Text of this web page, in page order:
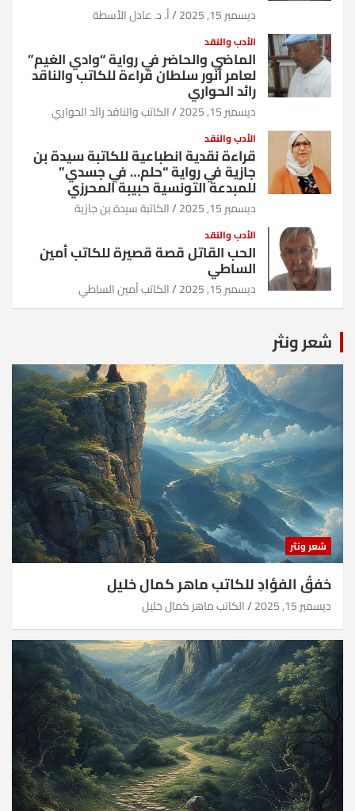
ديسمبر 15, 2025 أ. د. عادل الأسطة
الأدب والنقد
الماضي والحاضر في رواية “وادي الغيم”
لعامر أنور سلطان قراءة للكاتب والناقد
رائد الحواري
ديسمبر 15, 2025 الكاتب والناقد رائد الحواري
الأدب والنقد
قراءة نقدية انطباعية للكاتبة سيدة بن
جازية في رواية “حلم… في جسدي”
للمبدعة التونسية حبيبة المحرزي
ديسمبر 15, 2025 الكاتبة سيدة بن جازية
الأدب والنقد
الحب القاتل قصة قصيرة للكاتب أمين
الساطي
ديسمبر 15, 2025 الكاتب أمين الساطي
شعر ونثر
شعر ونثر
خفقُ الفؤادِ للكاتب ماهر كمال خليل
ديسمبر 15, 2025 الكاتب ماهر كمال خليل